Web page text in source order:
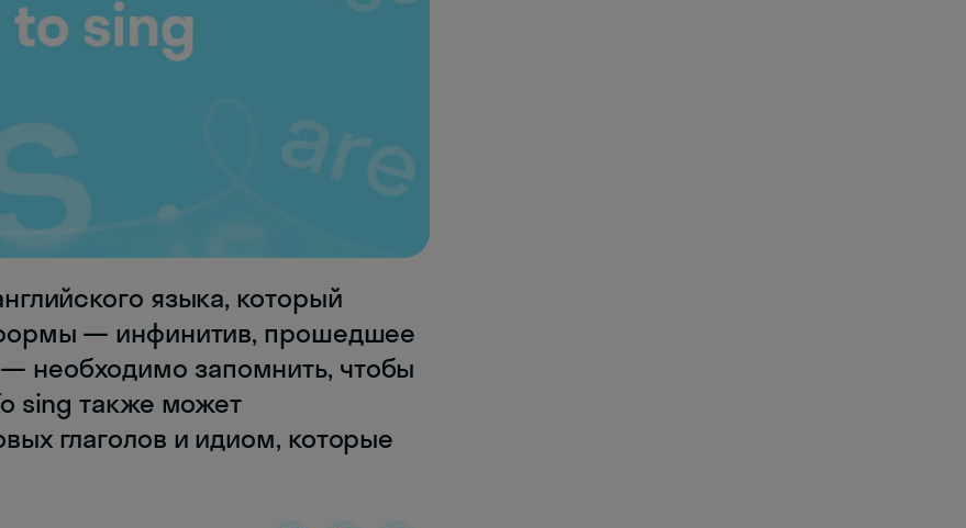
языка, который
формы — инфинитив, прошедшее
необходимо запомнить, чтобы
sing также может
глаголов и идиом, которые